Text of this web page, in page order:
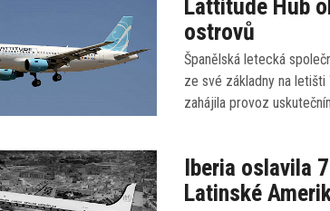
Lattitude Hub
ostrovů
Španělská letecká
ze své základny na
zahájila provoz
Iberia oslavila
Latinské